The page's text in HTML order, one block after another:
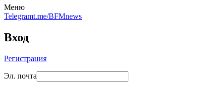
Меню
Telegramt.me/BFMnews
Вход
Регистрация
Эл. почта